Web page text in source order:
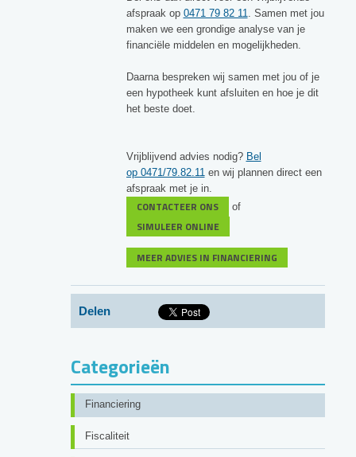
afspraak op 0471 79 82 11. Samen met jou
maken we een grondige analyse van je
financiële middelen en mogelijkheden.
Daarna bespreken wij samen met jou of je
een hypotheek kunt afsluiten en hoe je dit
het beste doet.
Vrijblijvend advies nodig? Bel
op 0471/79.82.11en wij plannen direct een
afspraak met je in.
CONTACTEER ONS of
SIMULEER ONLINE
MEER ADVIES IN FINANCIERING
Delen
Categorieën
Financiering
Fiscaliteit